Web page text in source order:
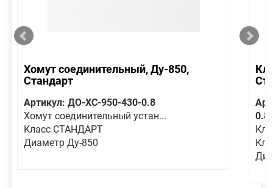
Хомут соединительный, Ду-850,
Стандарт
Артикул: ДО-ХС-950-430-0.8
Хомут соединительный устан...
Класс СТАНДАРТ
Диаметр Ду-850